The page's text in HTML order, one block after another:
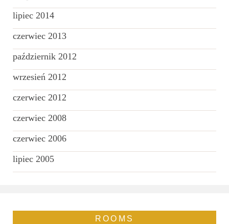
lipiec 2014
czerwiec 2013
październik 2012
wrzesień 2012
czerwiec 2012
czerwiec 2008
czerwiec 2006
lipiec 2005
ROOMS